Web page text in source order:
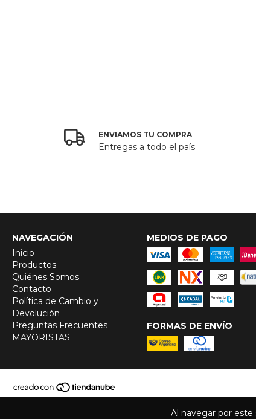
Al navegar por este
ENVIAMOS TU COMPRA
Entregas a todo el país
NAVEGACIÓN
Inicio
Productos
Quiénes Somos
Contacto
Política de Cambio y
Devolución
Preguntas Frecuentes
MAYORISTAS
MEDIOS DE PAGO
FORMAS DE ENVÍO